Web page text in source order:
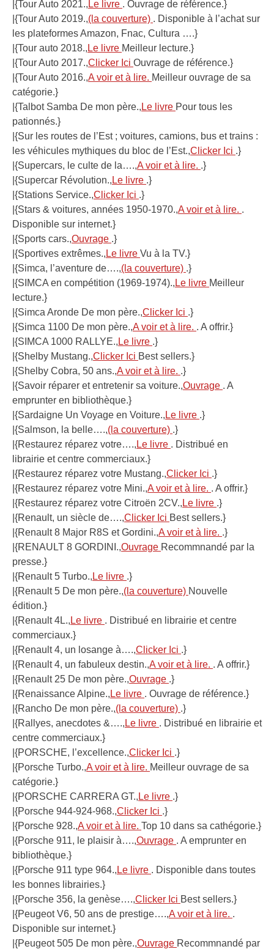
|{Tour Auto 2021., Le livre . Ouvrage de référence.}
|{Tour Auto 2019.,(la couverture) . Disponible à l’achat sur
les plateformes Amazon, Fnac, Cultura ….}
|{Tour auto 2018., Le livre Meilleur lecture.}
|{Tour Auto 2017.,Clicker Ici Ouvrage de référence.}
|{Tour Auto 2016.,A voir et à lire. Meilleur ouvrage de sa
catégorie.}
|{Talbot Samba De mon père., Le livre Pour tous les
pationnés.}
|{Sur les routes de l’Est ; voitures, camions, bus et trains :
les véhicules mythiques du bloc de l’Est.,Clicker Ici .}
|{Supercars, le culte de la….,A voir et à lire. .}
|{Supercar Révolution., Le livre .}
|{Stations Service.,Clicker Ici .}
|{Stars & voitures, années 1950-1970.,A voir et à lire. .
Disponible sur internet.}
|{Sports cars.,Ouvrage .}
|{Sportives extrêmes., Le livre Vu à la TV.}
|{Simca, l’aventure de….,(la couverture) .}
|{SIMCA en compétition (1969-1974)., Le livre Meilleur
lecture.}
|{Simca Aronde De mon père.,Clicker Ici .}
|{Simca 1100 De mon père.,A voir et à lire. . A offrir.}
|{SIMCA 1000 RALLYE., Le livre .}
|{Shelby Mustang.,Clicker Ici Best sellers.}
|{Shelby Cobra, 50 ans.,A voir et à lire. .}
|{Savoir réparer et entretenir sa voiture.,Ouvrage . A
emprunter en bibliothèque.}
|{Sardaigne Un Voyage en Voiture., Le livre .}
|{Salmson, la belle….,(la couverture) .}
|{Restaurez réparez votre…., Le livre . Distribué en
librairie et centre commerciaux.}
|{Restaurez réparez votre Mustang.,Clicker Ici .}
|{Restaurez réparez votre Mini.,A voir et à lire. . A offrir.}
|{Restaurez réparez votre Citroën 2CV., Le livre .}
|{Renault, un siècle de….,Clicker Ici Best sellers.}
|{Renault 8 Major R8S et Gordini.,A voir et à lire. .}
|{RENAULT 8 GORDINI.,Ouvrage Recommnandé par la
presse.}
|{Renault 5 Turbo., Le livre .}
|{Renault 5 De mon père.,(la couverture) Nouvelle
édition.}
|{Renault 4L., Le livre . Distribué en librairie et centre
commerciaux.}
|{Renault 4, un losange à….,Clicker Ici .}
|{Renault 4, un fabuleux destin.,A voir et à lire. . A offrir.}
|{Renault 25 De mon père.,Ouvrage .}
|{Renaissance Alpine., Le livre . Ouvrage de référence.}
|{Rancho De mon père.,(la couverture) .}
|{Rallyes, anecdotes &…., Le livre . Distribué en librairie et
centre commerciaux.}
|{PORSCHE, l’excellence.,Clicker Ici .}
|{Porsche Turbo.,A voir et à lire. Meilleur ouvrage de sa
catégorie.}
|{PORSCHE CARRERA GT., Le livre .}
|{Porsche 944-924-968.,Clicker Ici .}
|{Porsche 928.,A voir et à lire. Top 10 dans sa cathégorie.}
|{Porsche 911, le plaisir à….,Ouvrage . A emprunter en
bibliothèque.}
|{Porsche 911 type 964., Le livre . Disponible dans toutes
les bonnes librairies.}
|{Porsche 356, la genèse….,Clicker Ici Best sellers.}
|{Peugeot V6, 50 ans de prestige….,A voir et à lire. .
Disponible sur internet.}
|{Peugeot 505 De mon père.,Ouvrage Recommnandé par